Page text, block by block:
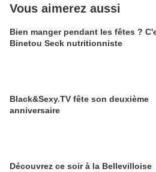
Vous aimerez aussi
Bien manger pendant les fêtes ?
Binetou Seck nutritionniste
Black&Sexy.TV fête son deuxième
anniversaire
Découvrez ce soir à la Bellevilloise